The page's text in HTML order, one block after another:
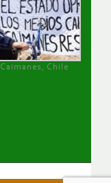
Caimanes, Chile